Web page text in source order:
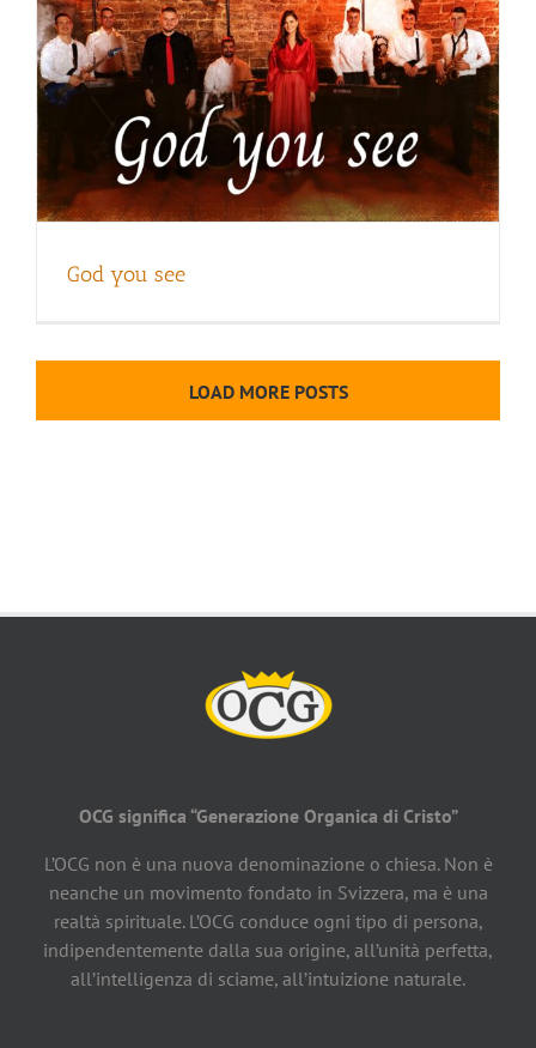
God you see
LOAD MORE POSTS
OCG significa “Generazione Organica di Cristo”
L’OCG non è una nuova denominazione o chiesa. Non è
neanche un movimento fondato in Svizzera, ma è una
realtà spirituale. L’OCG conduce ogni tipo di persona,
indipendentemente dalla sua origine, all’unità perfetta,
all’intelligenza di sciame, all’intuizione naturale.